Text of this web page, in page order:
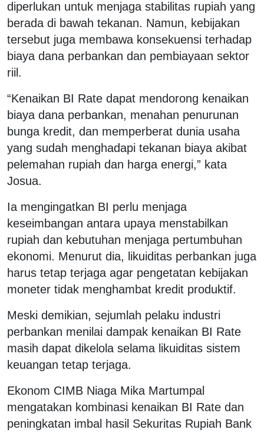
diperlukan untuk menjaga stabilitas rupiah yang
berada di bawah tekanan. Namun, kebijakan
tersebut juga membawa konsekuensi terhadap
biaya dana perbankan dan pembiayaan sektor
riil.
“Kenaikan BI Rate dapat mendorong kenaikan
biaya dana perbankan, menahan penurunan
bunga kredit, dan memperberat dunia usaha
yang sudah menghadapi tekanan biaya akibat
pelemahan rupiah dan harga energi,” kata
Josua.
Ia mengingatkan BI perlu menjaga
keseimbangan antara upaya menstabilkan
rupiah dan kebutuhan menjaga pertumbuhan
ekonomi. Menurut dia, likuiditas perbankan juga
harus tetap terjaga agar pengetatan kebijakan
moneter tidak menghambat kredit produktif.
Meski demikian, sejumlah pelaku industri
perbankan menilai dampak kenaikan BI Rate
masih dapat dikelola selama likuiditas sistem
keuangan tetap terjaga.
Ekonom CIMB Niaga Mika Martumpal
mengatakan kombinasi kenaikan BI Rate dan
peningkatan imbal hasil Sekuritas Rupiah Bank